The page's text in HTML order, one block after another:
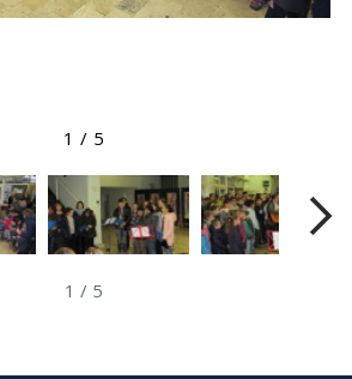
1 / 5
1 / 5